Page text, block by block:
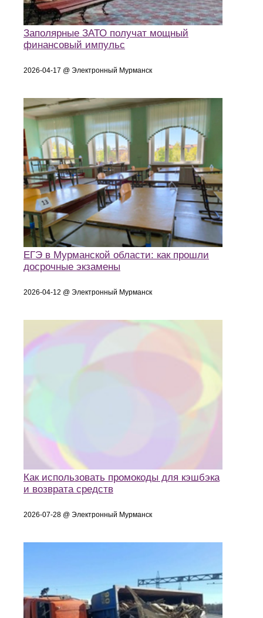
Заполярные ЗАТО получат мощный
финансовый импульс
2026-04-17 @ Электронный Мурманск
ЕГЭ в Мурманской области: как прошли
досрочные экзамены
2026-04-12 @ Электронный Мурманск
Как использовать промокоды для кэшбэка
и возврата средств
2026-07-28 @ Электронный Мурманск